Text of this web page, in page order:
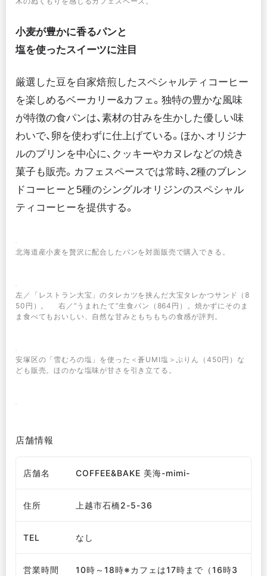
小麦が豊かに香るパンと
塩を使ったスイーツに注目
厳選した豆を自家焙煎したスペシャルティコーヒー
を楽しめるベーカリー&カフェ。独特の豊かな風味
が特徴の食パンは、素材の甘みを生かした優しい味
わいで、卵を使わずに仕上げている。ほか、オリジナ
ルのプリンを中心に、クッキーやカヌレなどの焼き
菓子も販売。カフェスペースでは常時、2種のブレン
ドコーヒーと5種のシングルオリジンのスペシャル
ティコーヒーを提供する。
北海道産小麦を贅沢に配合したパンを対面販売で購入できる。
左／「レストラン大宝」のタレカツを挟んだ大宝タレかつサンド（8
50円）。 右／“うまれたて”生食パン（864円）。焼かずにそのま
ま食べてもおいしい、自然な甘みともちもちの食感が評判。
安塚区の「雪むろの塩」を使った＜蒼UMI塩＞ぷりん（450円）な
ども販売。ほのかな塩味が甘さを引き立てる。
店舗情報
店舗名 COFFEE&BAKE 美海-mimi-
住所 上越市石橋2-5-36
TEL なし
営業時間
10時～18時※カフェは17時まで（16時3